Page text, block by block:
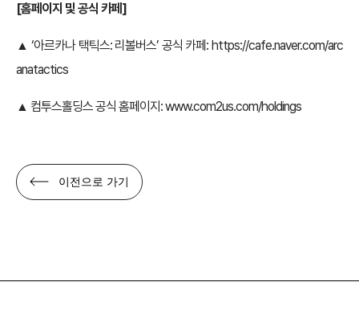
[홈페이지 및 공식 카페]
▲ ‘아르카나 택틱스: 리볼버스’ 공식 카페: https://cafe.naver.com/arc
anatactics
▲ 컴투스홀딩스 공식 홈페이지:www.com2us.com/holdings
이전으로 가기